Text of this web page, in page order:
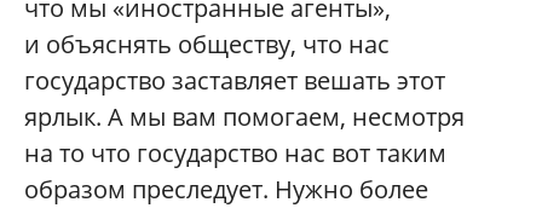
что мы «иностранные агенты»,
и объяснять обществу, что нас
государство заставляет вешать этот
ярлык. А мы вам помогаем, несмотря
на то что государство нас вот таким
образом преследует. Нужно более